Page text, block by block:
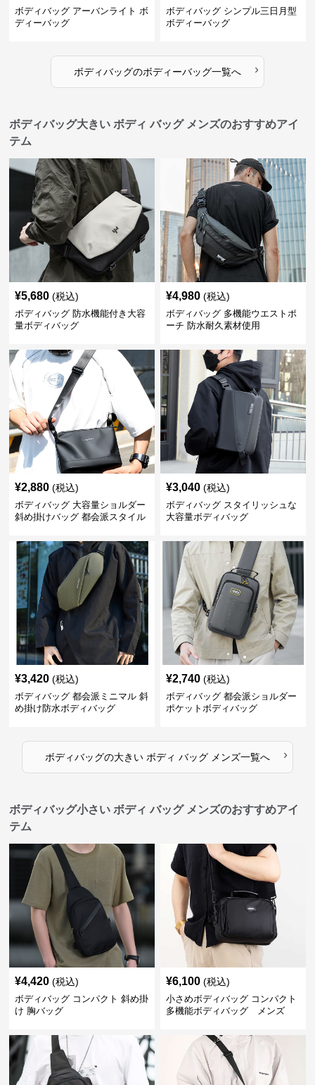
ボディバッグ アーバンライト ボ
ディーバッグ
ボディバッグ シンプル三日月型
ボディーバッグ
ボディバッグのボディーバッグ一覧へ ›
ボディバッグ大きい ボディ バッグ メンズのおすすめアイ
テム
¥5,680 (税込)
ボディバッグ 防水機能付き大容
量ボディバッグ
¥4,980 (税込)
ボディバッグ 多機能ウエストポ
ーチ 防水耐久素材使用
¥2,880 (税込)
ボディバッグ 大容量ショルダー
斜め掛けバッグ 都会派スタイル
¥3,040 (税込)
ボディバッグ スタイリッシュな
大容量ボディバッグ
¥3,420 (税込)
ボディバッグ 都会派ミニマル 斜
め掛け防水ボディバッグ
¥2,740 (税込)
ボディバッグ 都会派ショルダー
ポケットボディバッグ
ボディバッグの大きい ボディ バッグ メンズ一覧へ ›
ボディバッグ小さい ボディ バッグ メンズのおすすめアイ
テム
¥4,420 (税込)
ボディバッグ コンパクト 斜め掛
け 胸バッグ
¥6,100 (税込)
小さめボディバッグ コンパクト
多機能ボディバッグ メンズ